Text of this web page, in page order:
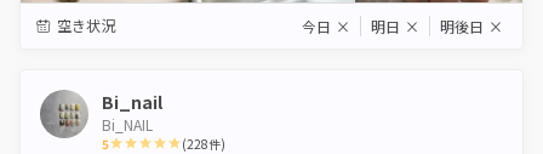
空き状況 今日 × 明日 × 明後日 ×
Bi_nail
Bi_NAIL
5 (228件)